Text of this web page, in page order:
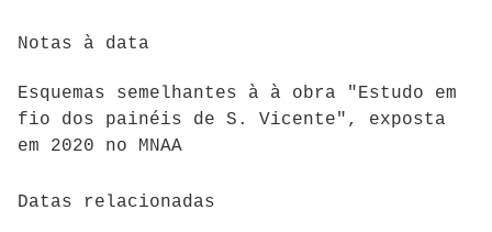
Notas à data
Esquemas semelhantes à à obra "Estudo em
fio dos painéis de S. Vicente", exposta
em 2020 no MNAA
Datas relacionadas